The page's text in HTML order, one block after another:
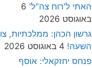
האתי ל'רוח צה"ל' 6
באוגוסט 2026
גרשון הכהן: ממלכתיות, צו
השעה! 4 באוגוסט 2026
פנחס יחזקאלי: אוסף